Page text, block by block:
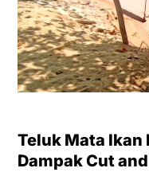
Teluk Mata Ikan
Dampak Cut